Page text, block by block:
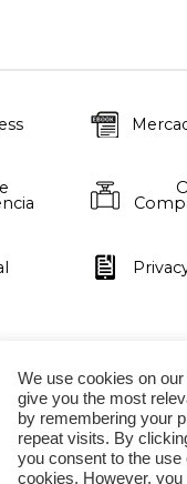
We use cookies on
give you the most
by remembering your
repeat visits. By
you consent to the use
cookies. However,